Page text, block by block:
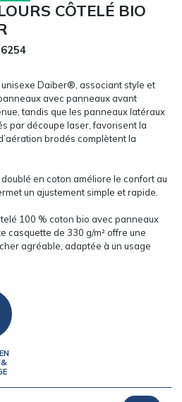
CÔTELÉ BIO
Daiber®, associant style et
avec panneaux avant
tandis que les panneaux latéraux
par découpe laser, favorisent la
brodés complètent la
en coton améliore le confort au
un ajustement simple et rapide.
100 % coton bio avec panneaux
casquette de 330 g/m² offre une
agréable, adaptée à un usage
&